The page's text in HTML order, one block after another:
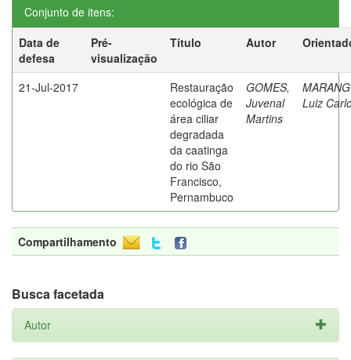
Conjunto de itens:
Data de
defesa
Pré-
visualização
Título Autor
21-Jul-2017
Restauração
ecológica de
área ciliar
degradada
da caatinga
do rio São
Francisco,
Pernambuco
GOMES,
Juvenal
Martins
Luiz
Compartilhamento
Busca facetada
Autor